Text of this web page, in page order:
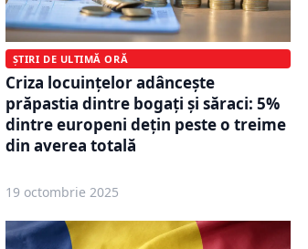
ȘTIRI DE ULTIMĂ ORĂ
Criza locuințelor adâncește
prăpastia dintre bogați și săraci: 5%
dintre europeni dețin peste o treime
din averea totală
19 octombrie 2025